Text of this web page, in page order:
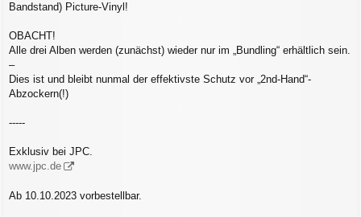
Bandstand) Picture-Vinyl!
OBACHT!
Alle drei Alben werden (zunächst) wieder nur im „Bundling“ erhältlich sein.
–
Dies ist und bleibt nunmal der effektivste Schutz vor „2nd-Hand“-
Abzockern(!)
-----
Exklusiv bei JPC.
www.jpc.de
Ab 10.10.2023 vorbestellbar.